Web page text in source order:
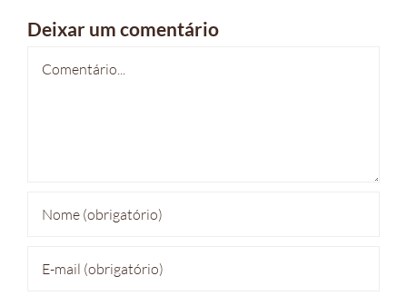
Deixar um comentário